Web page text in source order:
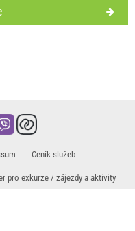
​Ceník služeb
pro exkurze / zájezdy a aktivity